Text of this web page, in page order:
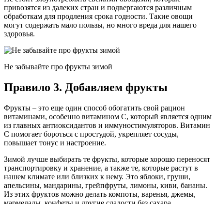
привозятся из далеких стран и подвергаются различным
обработкам для продления срока годности. Такие овощи
могут содержать мало пользы, но много вреда для нашего
здоровья.
Не забывайте про фрукты зимой
Правило 3. Добавляем фрукты
Фрукты – это еще один способ обогатить свой рацион
витаминами, особенно витамином C, который является одним
из главных антиоксидантов и иммуностимуляторов. Витамин
C помогает бороться с простудой, укрепляет сосуды,
повышает тонус и настроение.
Зимой лучше выбирать те фрукты, которые хорошо переносят
транспортировку и хранение, а также те, которые растут в
нашем климате или близких к нему. Это яблоки, груши,
апельсины, мандарины, грейпфруты, лимоны, киви, бананы.
Из этих фруктов можно делать компоты, варенья, джемы,